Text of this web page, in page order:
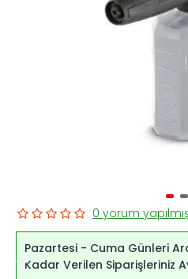
Pazartesi - Cuma Günleri
Kadar Verilen Siparişleriniz
0 yorum